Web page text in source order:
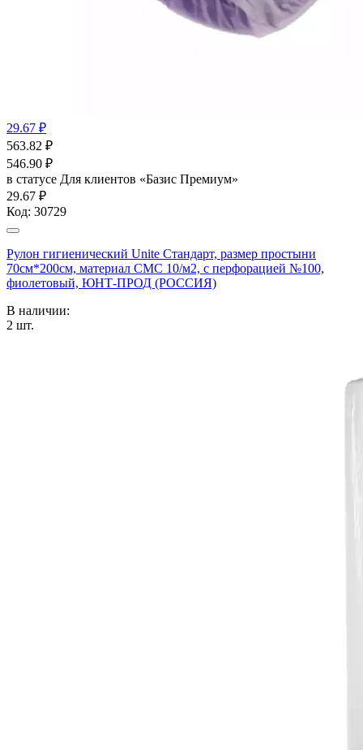
29.67 ₽
563.82 ₽
546.90 ₽
в статусе Для клиентов «Базис Премиум»
29.67 ₽
Код: 30729
Рулон гигиенический Unite Стандарт, размер простыни
70см*200см, материал СМС 10/м2, с перфорацией №100,
фиолетовый, ЮНТ-ПРОД (РОССИЯ)
В наличии:
2 шт.